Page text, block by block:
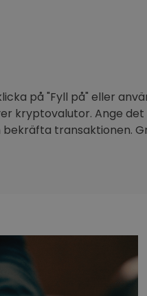
på "Fyll på" eller
kryptovalutor. Ange det
transaktionen.